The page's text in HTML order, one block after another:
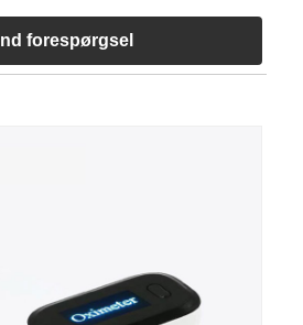
forespørgsel